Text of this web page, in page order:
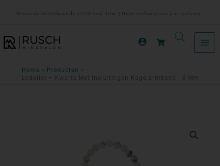
inhoud
Minimale bestelwaarde €150 excl. btw. | Geen verkoop aan particulieren.
Home
Producten
Lodoliet – Kwarts Met Insluitingen Kogelarmband | 8 Mm